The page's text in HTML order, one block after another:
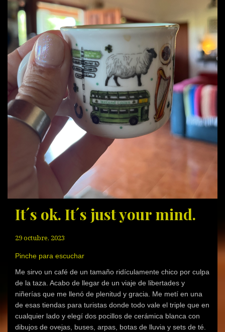
It´s ok. It´s just your mind.
29 octubre, 2023
Pinche para escuchar
Me sirvo un café de un tamaño ridículamente chico por culpa
de la taza. Acabo de llegar de un viaje de libertades y
niñerías que me llenó de plenitud y gracia. Me metí en una
de esas tiendas para turistas donde todo vale el triple que en
cualquier lado y elegí dos pocillos de cerámica blanca con
dibujos de ovejas, buses, arpas, botas de lluvia y sets de té.